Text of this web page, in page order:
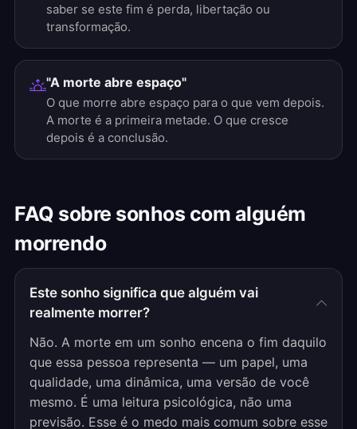
saber se este fim é perda, libertação ou
transformação.
"A morte abre espaço"
O que morre abre espaço para o que vem depois.
A morte é a primeira metade. O que cresce
depois é a conclusão.
FAQ sobre sonhos com alguém
morrendo
Este sonho significa que alguém vai
realmente morrer?
Não. A morte em um sonho encena o fim daquilo
que essa pessoa representa — um papel, uma
qualidade, uma dinâmica, uma versão de você
mesmo. É uma leitura psicológica, não uma
previsão. Esse é o medo mais comum sobre esse